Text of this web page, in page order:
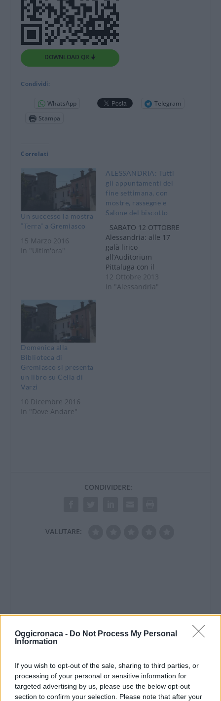
Oggicronaca - Do Not Process My Personal
Information
If you wish to opt-out of the sale, sharing to third parties, or
processing of your personal or sensitive information for
targeted advertising by us, please use the below opt-out
section to confirm your selection. Please note that after your
DOWNLOAD QR 🠋
Condividi:
WhatsApp
Telegram
Stampa
Correlati
Un successo la mostra
“Terra” a Gremiasco
15 Marzo 2016
In "Ultim'ora"
ALESSANDRIA: Tutti
gli appuntamenti del
fine settimana, con
mostre, rassegne e
Salone del biscotto
SABATO 12 OTTOBRE
Alessandria: alle 17
galà lirico
all’Auditorium
Pittaluga con il
soprano Mara Bezzi
ed il baritono Bon Suk
12 Ottobre 2013
In "Alessandria"
Domenica alla
Biblioteca di
Gremiasco si presenta
un libro su Cella di
Varzi
10 Dicembre 2016
In "Dove Andare"
CONDIVIDERE:
VALUTARE: